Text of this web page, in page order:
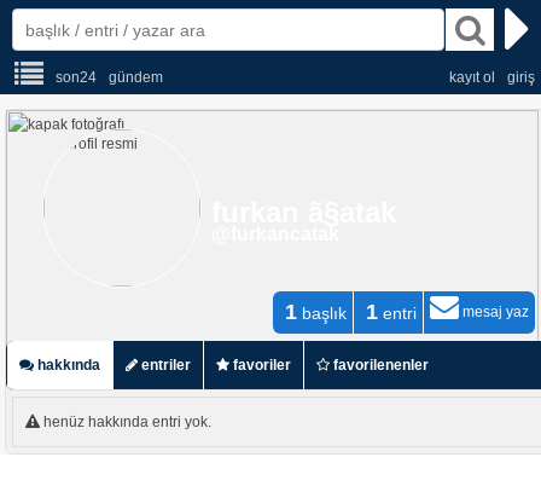
son24 gündem giriş
kayıt ol
1 başlık 1 entri mesaj yaz
hakkında entriler favoriler favorilenenler
istatistikler
henüz hakkında entri yok.